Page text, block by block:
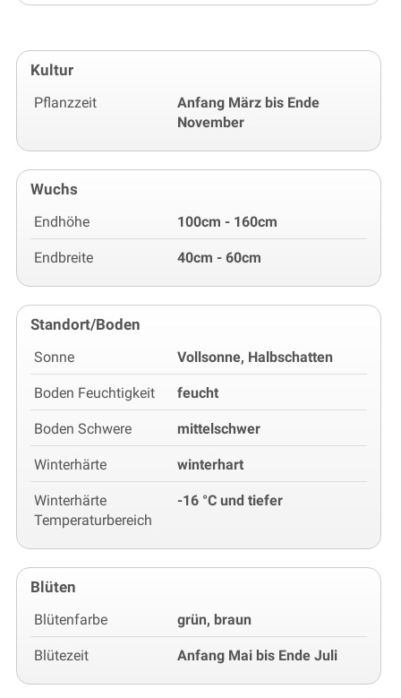
Kultur
Pflanzzeit
Anfang März bis Ende
November
Wuchs
Endhöhe 100cm - 160cm
Endbreite 40cm - 60cm
Standort/Boden
Sonne Vollsonne, Halbschatten
Boden Feuchtigkeit feucht
Boden Schwere mittelschwer
Winterhärte winterhart
Winterhärte
Temperaturbereich
-16 °C und tiefer
Blüten
Blütenfarbe grün, braun
Blütezeit Anfang Mai bis Ende Juli